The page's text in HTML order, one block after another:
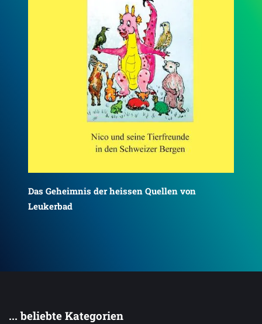
Das Geheimnis der heissen Quellen von
Leukerbad
... beliebte Kategorien